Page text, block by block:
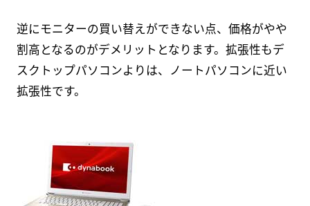
逆にモニターの買い替えができない点、価格がやや
割高となるのがデメリットとなります。拡張性もデ
スクトップパソコンよりは、ノートパソコンに近い
拡張性です。